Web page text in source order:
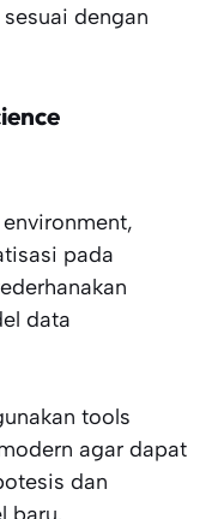
dengan
pada
data
tools
agar dapat
dan